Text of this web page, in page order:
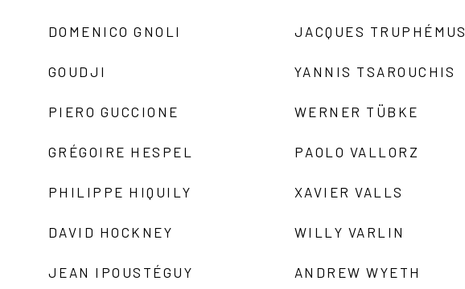
DOMENICO GNOLI
GOUDJI
PIERO GUCCIONE
GRÉGOIRE HESPEL
PHILIPPE HIQUILY
DAVID HOCKNEY
JEAN IPOUSTÉGUY
JACQUES TRUPHÉMUS
YANNIS TSAROUCHIS
WERNER TÜBKE
PAOLO VALLORZ
XAVIER VALLS
WILLY VARLIN
ANDREW WYETH